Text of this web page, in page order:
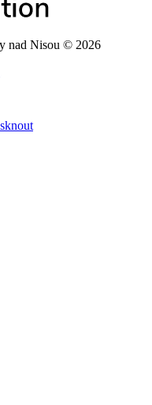
nad Nisou © 2026